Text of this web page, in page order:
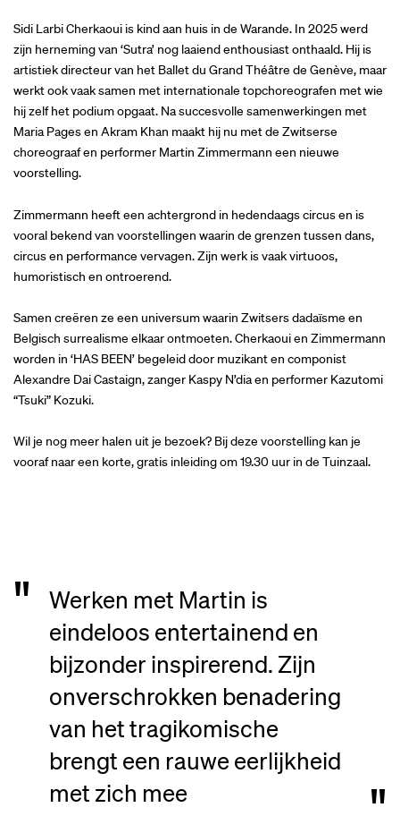
Sidi Larbi Cherkaoui is kind aan huis in de Warande. In 2025 werd
zijn herneming van ‘Sutra’ nog laaiend enthousiast onthaald. Hij is
artistiek directeur van het Ballet du Grand Théâtre de Genève, maar
werkt ook vaak samen met internationale topchoreografen met wie
hij zelf het podium opgaat. Na succesvolle samenwerkingen met
Maria Pages en Akram Khan maakt hij nu met de Zwitserse
choreograaf en performer Martin Zimmermann een nieuwe
voorstelling.
Zimmermann heeft een achtergrond in hedendaags circus en is
vooral bekend van voorstellingen waarin de grenzen tussen dans,
circus en performance vervagen. Zijn werk is vaak virtuoos,
humoristisch en ontroerend.
Samen creëren ze een universum waarin Zwitsers dadaïsme en
Belgisch surrealisme elkaar ontmoeten. Cherkaoui en Zimmermann
worden in ‘HAS BEEN’ begeleid door muzikant en componist
Alexandre Dai Castaign, zanger Kaspy N’dia en performer Kazutomi
“Tsuki” Kozuki.
Wil je nog meer halen uit je bezoek? Bij deze voorstelling kan je
vooraf naar een korte, gratis inleiding om 19.30 uur in de Tuinzaal.
Werken met Martin is
eindeloos entertainend en
bijzonder inspirerend. Zijn
onverschrokken benadering
van het tragikomische
brengt een rauwe eerlijkheid
met zich mee